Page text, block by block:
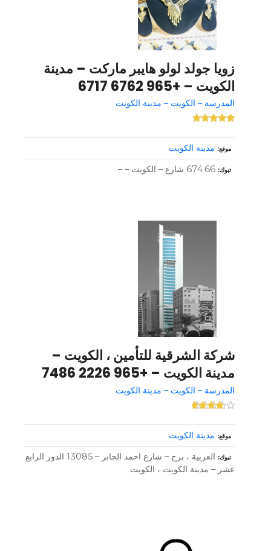
زويا جولد لولو هايبر ماركت – مدينة
الكويت – +965 6762 6717
المدرسة – الكويت – مدينة الكويت
موقع مدينة الكويت
تبوك 66 674 شارع – الكويت – –
شركة الشرقية للتأمين ، الكويت –
مدينة الكويت – +965 2226 7486
المدرسة – الكويت – مدينة الكويت
موقع مدينة الكويت
تبوك
العربية ، برج – شارع احمد الجابر – 13085 الدور الرابع
عشر – مدينة الكويت ، الكويت